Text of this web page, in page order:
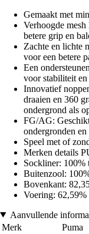
Gemaakt met
Verhoogde
betere grip en
Zachte en lichte
voor een betere
Een
voor stabiliteit en
Innovatief
draaien en 360
ondergrond als
FG/AG:
ondergronden
Speel met of
Merken details
Sockliner: 100%
Buitenzool:
Bovenkant:
Voering: 62,59%
Aanvullende
Merk
Puma